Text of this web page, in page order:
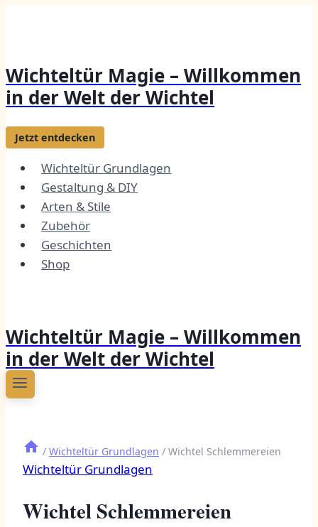
Wichteltür Magie – Willkommen
in der Welt der Wichtel
Jetzt entdecken
Wichteltür Grundlagen
Gestaltung & DIY
Arten & Stile
Zubehör
Geschichten
Shop
Wichteltür Magie – Willkommen
in der Welt der Wichtel
/ Wichteltür Grundlagen / Wichtel Schlemmereien
Wichteltür Grundlagen
Wichtel Schlemmereien